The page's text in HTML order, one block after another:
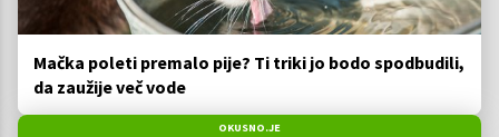
Mačka poleti premalo pije? Ti triki jo bodo spodbudili,
da zaužije več vode
OKUSNO.JE